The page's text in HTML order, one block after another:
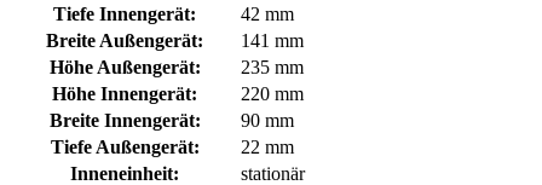
Tiefe Innengerät:
42 mm
Breite Außengerät:
141 mm
Höhe Außengerät:
235 mm
Höhe Innengerät:
220 mm
Breite Innengerät:
90 mm
Tiefe Außengerät:
22 mm
Inneneinheit:
stationär